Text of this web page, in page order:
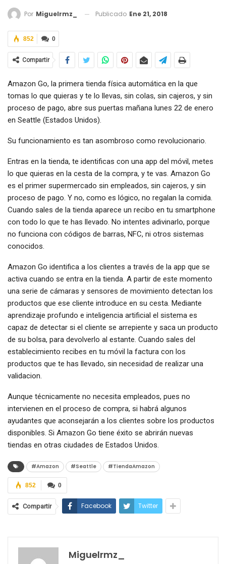
Por Miguelrmz_ Publicado Ene 21, 2018
0
852
Compartir
Amazon Go, la primera tienda física automática en la que
tomas lo que quieras y te lo llevas, sin colas, sin cajeros, y sin
proceso de pago, abre sus puertas mañana lunes 22 de enero
en Seattle (Estados Unidos).
Su funcionamiento es tan asombroso como revolucionario.
Entras en la tienda, te identificas con una app del móvil, metes
lo que quieras en la cesta de la compra, y te vas. Amazon Go
es el primer supermercado sin empleados, sin cajeros, y sin
proceso de pago. Y no, como es lógico, no regalan la comida.
Cuando sales de la tienda aparece un recibo en tu smartphone
con todo lo que te has llevado. No intentes adivinarlo, porque
no funciona con códigos de barras, NFC, ni otros sistemas
conocidos.
Amazon Go identifica a los clientes a través de la app que se
activa cuando se entra en la tienda. A partir de este momento
una serie de cámaras y sensores de movimiento detectan los
productos que ese cliente introduce en su cesta. Mediante
aprendizaje profundo e inteligencia artificial el sistema es
capaz de detectar si el cliente se arrepiente y saca un producto
de su bolsa, para devolverlo al estante. Cuando sales del
establecimiento recibes en tu móvil la factura con los
productos que te has llevado, sin necesidad de realizar una
validacion.
Aunque técnicamente no necesita empleados, pues no
intervienen en el proceso de compra, si habrá algunos
ayudantes que aconsejarán a los clientes sobre los productos
disponibles. Si Amazon Go tiene éxito se abrirán nuevas
tiendas en otras ciudades de Estados Unidos.
#Amazon #Seattle #TiendaAmazon
0
852
Compartir Facebook Twitter
Miguelrmz_